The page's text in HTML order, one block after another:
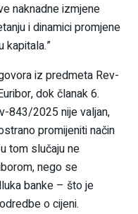
naknadne izmjene
i dinamici promjene
kapitala.”
iz predmeta Rev-
dok članak 6.
843/2025 nije valjan,
promijeniti način
tom slučaju ne
nego se
banke – što je
o cijeni.